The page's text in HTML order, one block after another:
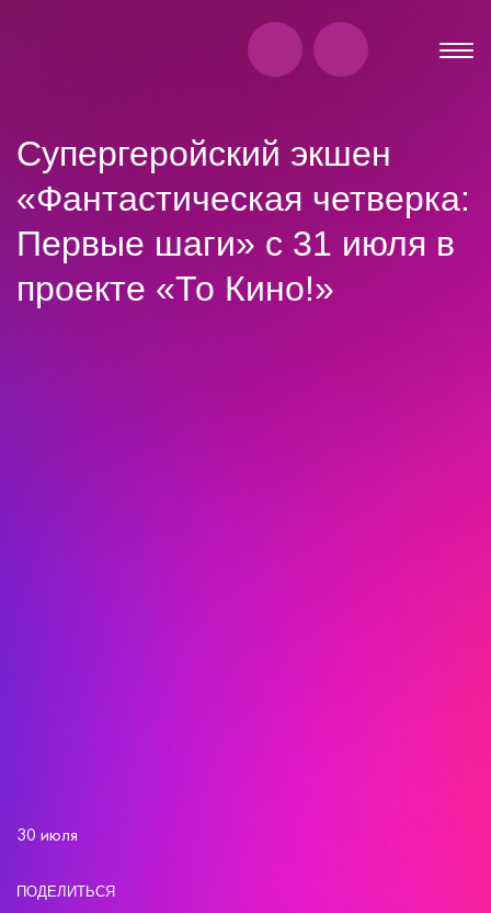
30 июля
ПОДЕЛИТЬСЯ
Супергеройский экшен
«Фантастическая четверка:
Первые шаги» с 31 июля в
проекте «То Кино!»